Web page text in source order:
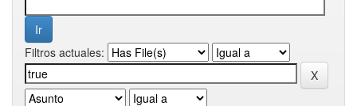
Filtros actuales: